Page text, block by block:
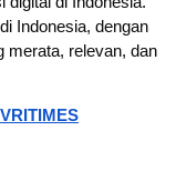
Indonesia, dengan
merata, relevan, dan
VRITIMES